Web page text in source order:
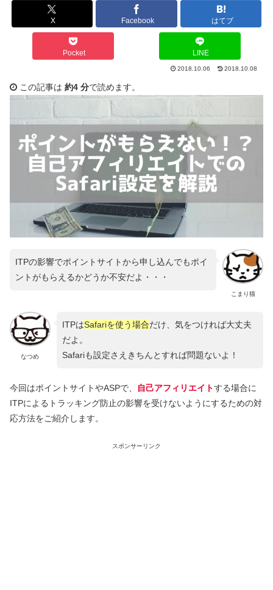
X Facebook はてブ
Pocket LINE
2018.10.06 2018.10.08
この記事は 約4 分で読めます。
こまり猫
ITPの影響でポイントサイトから申し込んでもポイ
ントがもらえるかどうか不安だよ・・・
なつめ
ITPはSafariを使う場合だけ、気をつければ大丈夫
だよ。
Safariも設定さえきちんとすれば問題ないよ！
今回はポイントサイトやASPで、 自己アフィリエイトする場合に
ITPによるトラッキング防止の影響を受けないようにするための対
応方法をご紹介します。
スポンサーリンク